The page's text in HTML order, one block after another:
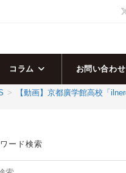
コラム お問い合わせ
> 【動画】京都廣学館高校「
ワード検索